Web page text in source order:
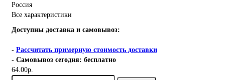
Россия
Все характеристики
Доступны доставка и самовывоз:
- Рассчитать примерную стоимость доставки
- Самовывоз сегодня: бесплатно
64.00р.